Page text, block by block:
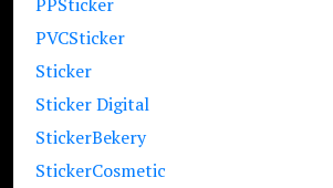
PPSticker
PVCSticker
Sticker
Sticker Digital
StickerBekery
StickerCosmetic